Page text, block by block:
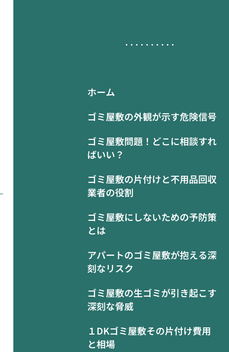
ホーム
ゴミ屋敷の外観が示す危険信号
ゴミ屋敷問題！どこに相談すれ
ばいい？
ゴミ屋敷の片付けと不用品回収
業者の役割
ゴミ屋敷にしないための予防策
とは
アパートのゴミ屋敷が抱える深
刻なリスク
ゴミ屋敷の生ゴミが引き起こす
深刻な脅威
１DKゴミ屋敷その片付け費用
と相場